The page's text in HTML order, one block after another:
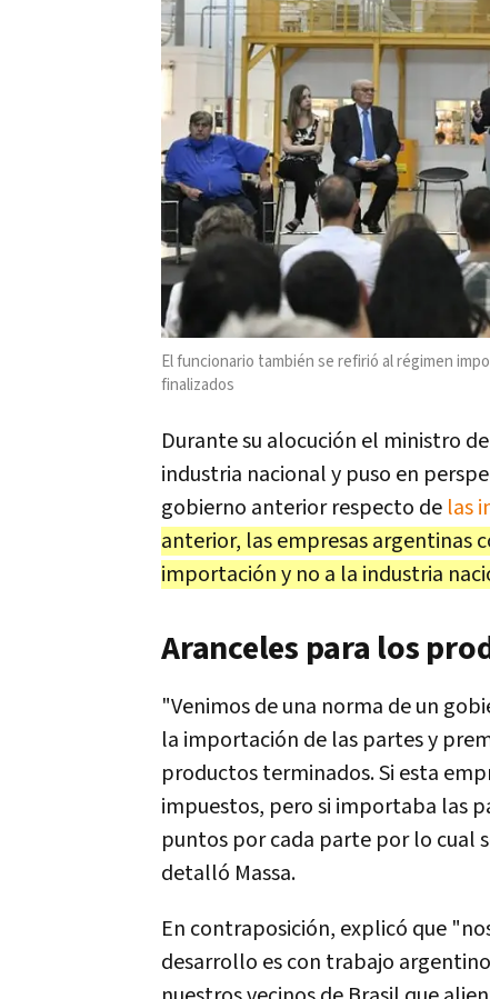
El funcionario también se refirió al régimen
finalizados
Durante su alocución el ministro
industria nacional y puso en
gobierno anterior respecto de las
anterior, las empresas argentinas
importación y no a la industria
Aranceles para los
"Venimos de una norma de un
la importación de las partes y
productos terminados. Si esta
impuestos, pero si importaba las
puntos por cada parte por lo cual
detalló Massa.
En contraposición, explicó que
desarrollo es con trabajo